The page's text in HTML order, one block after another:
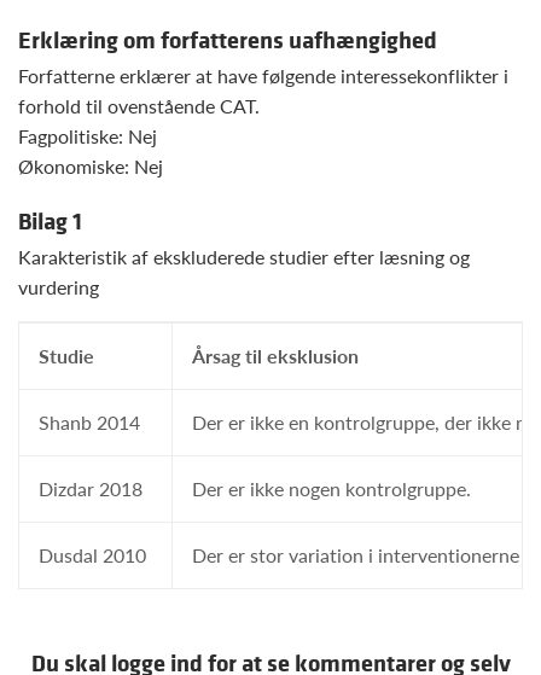
Erklæring om forfatterens uafhængighed
Forfatterne erklærer at have følgende interessekonflikter i
forhold til ovenstående CAT.
Fagpolitiske: Nej
Økonomiske: Nej
Bilag 1
Karakteristik af ekskluderede studier efter læsning og
vurdering
Studie Årsag til eksklusion
Shanb 2014 Der er ikke en kontrolgruppe, der ikke
Dizdar 2018 Der er ikke nogen kontrolgruppe.
Dusdal 2010 Der er stor variation i interventionerne
Du skal logge ind for at se kommentarer og selv